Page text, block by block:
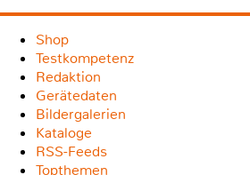
Shop
Testkompetenz
Redaktion
Gerätedaten
Bildergalerien
Kataloge
RSS-Feeds
Topthemen